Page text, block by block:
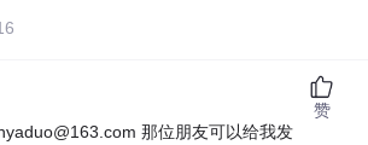
那位朋友可以给我发
赞